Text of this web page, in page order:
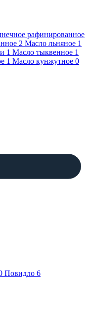
рафинированное
2 Масло льняное 1
1 Масло тыквенное 1
1 Масло кунжутное 0
Повидло 6